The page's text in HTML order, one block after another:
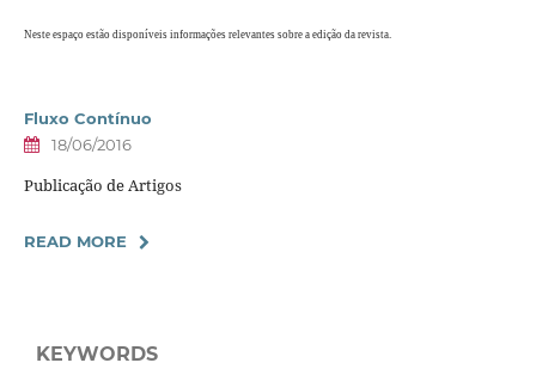
Neste espaço estão disponíveis informações relevantes sobre a edição da revista.
Fluxo Contínuo
18/06/2016
Publicação de Artigos
READ MORE
KEYWORDS